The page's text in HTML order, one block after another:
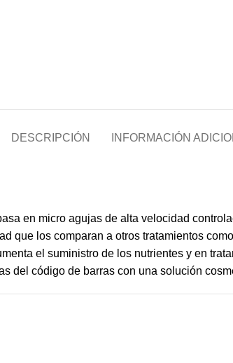
DESCRIPCIÓN INFORMACIÓN
en micro agujas de alta velocidad
que los comparan a otros tratamientos
el suministro de los nutrientes y en
del código de barras con una solución